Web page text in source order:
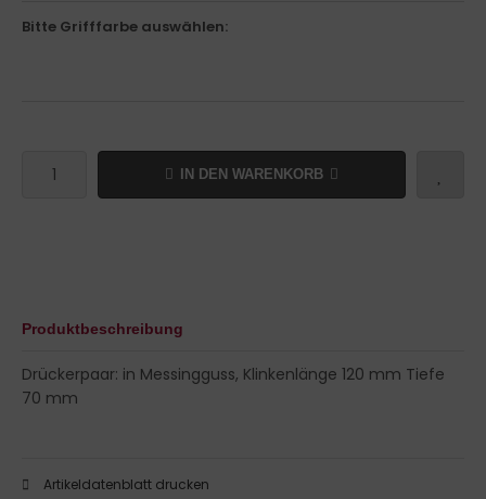
Bitte Grifffarbe auswählen:
IN DEN WARENKORB
Produktbeschreibung
Drückerpaar: in Messingguss, Klinkenlänge 120 mm Tiefe
70 mm
Artikeldatenblatt drucken